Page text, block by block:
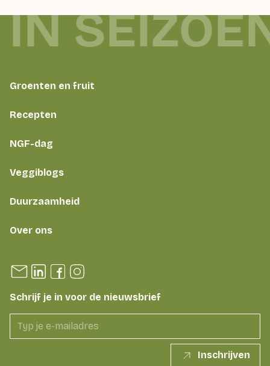
Groenten en fruit
Recepten
NGF-dag
Veggiblogs
Duurzaamheid
Over ons
Schrijf je in voor de nieuwsbrief
Inschrijven